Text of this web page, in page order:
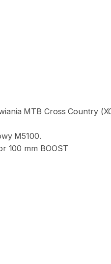
MTB Cross Country
M5100.
100 mm BOOST